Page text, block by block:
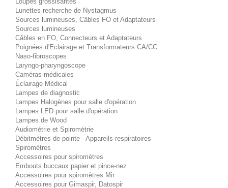
Lunettes recherche de Nystagmus
Sources lumineuses, Câbles FO et Adaptateurs
Sources lumineuses
Câbles en FO, Connecteurs et Adaptateurs
Poignées d'Eclairage et Transformateurs CA/CC
Naso-fibroscopes
Laryngo-pharyngoscope
Caméras médicales
Éclairage Médical
Lampes de diagnostic
Lampes Halogènes pour salle d'opération
Lampes LED pour salle d'opération
Lampes de Wood
Audiométrie et Spirométrie
Débitmètres de pointe - Appareils respiratoires
Spiromètres
Accessoires pour spiromètres
Embouts buccaux papier et pince-nez
Accessoires pour spiromètres Mir
Accessoires pour Gimaspir, Datospir